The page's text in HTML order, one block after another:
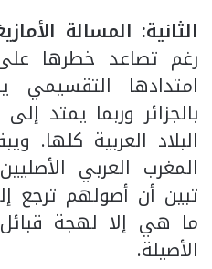
الثانية: المسالة
رغم تصاعد خطرها
امتدادها التقسيمي
بالجزائر وربما يمتد
البلاد العربية كلها.
المغرب العربي
تبين أن أصولهم ترجع
ما هي إلا لهجة قبائل
الأصيلة.